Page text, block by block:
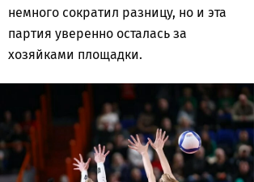
немного сократил разницу, но и эта
партия уверенно осталась за
хозяйками площадки.